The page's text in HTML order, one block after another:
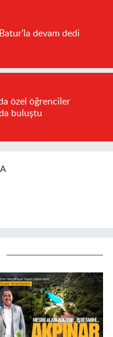
devam dedi
özel öğrenciler
buluştu